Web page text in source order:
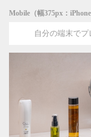
Mobile（幅375px：
自分の端末で